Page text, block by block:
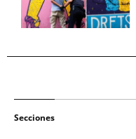
Secciones